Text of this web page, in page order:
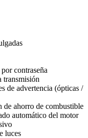
contraseña
transmisión
de advertencia (ópticas /
de ahorro de combustible
automático del motor
luces